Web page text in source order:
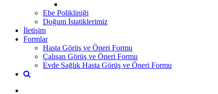
Ebe Polikliniği
Doğum İstatiklerimiz
İletişim
Formlar
Hasta Görüş ve Öneri Formu
Çalışan Görüş ve Öneri Formu
Evde Sağlık Hasta Görüş ve Öneri Formu